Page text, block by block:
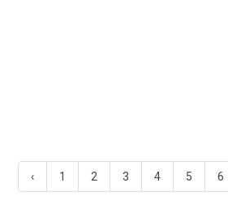
‹ 1 2 3 4 5 6